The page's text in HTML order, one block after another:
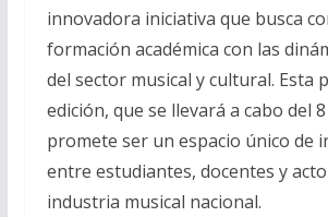
innovadora iniciativa que busca
formación académica con las
del sector musical y cultural. Esta
edición, que se llevará a cabo del
promete ser un espacio único de
entre estudiantes, docentes y
industria musical nacional.